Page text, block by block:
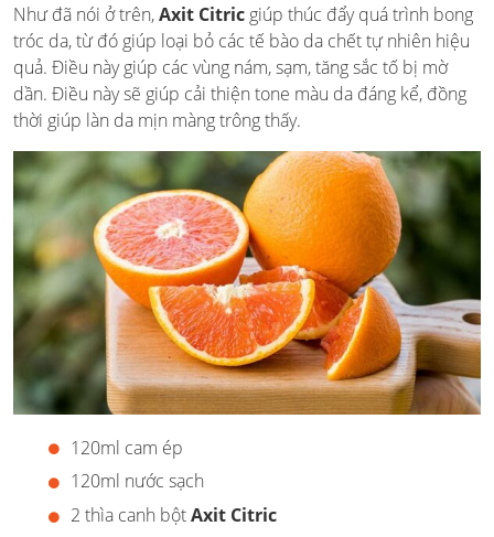
Như đã nói ở trên,Axit Citric giúp thúc đẩy quá trình bong
tróc da, từ đó giúp loại bỏ các tế bào da chết tự nhiên hiệu
quả. Điều này giúp các vùng nám, sạm, tăng sắc tố bị mờ
dần. Điều này sẽ giúp cải thiện tone màu da đáng kể, đồng
thời giúp làn da mịn màng trông thấy.
120ml cam ép
120ml nước sạch
2 thìa canh bộtAxit Citric